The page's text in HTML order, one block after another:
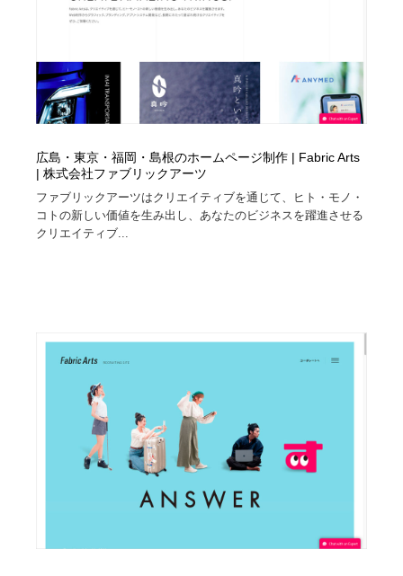
広島・東京・福岡・島根のホームページ制作 | Fabric Arts
| 株式会社ファブリックアーツ
ファブリックアーツはクリエイティブを通じて、ヒト・モノ・
コトの新しい価値を生み出し、あなたのビジネスを躍進させる
クリエイティブ...